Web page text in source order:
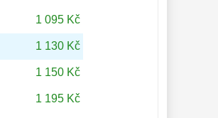
1 095 Kč
1 130 Kč
1 150 Kč
1 195 Kč